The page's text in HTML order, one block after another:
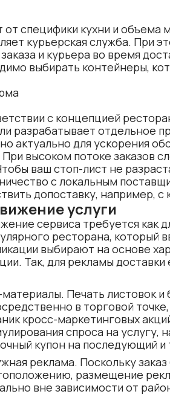
от специфики кухни и объема
курьерская служба. При
и курьера во время
выбирать контейнеры,
с концепцией
разрабатывает отдельное
актуально для ускорения
При высоком потоке заказов
ваш стоп-лист не
с локальным
допоставку, например,
услуги
сервиса требуется как
ресторана, который
выбирают на основе
Так, для рекламы
материалы. Печать листовок
в торговой
кросс-маркетинговых
спроса на услугу,
купон на последующий и
реклама. Поскольку
размещение
вне зависимости от